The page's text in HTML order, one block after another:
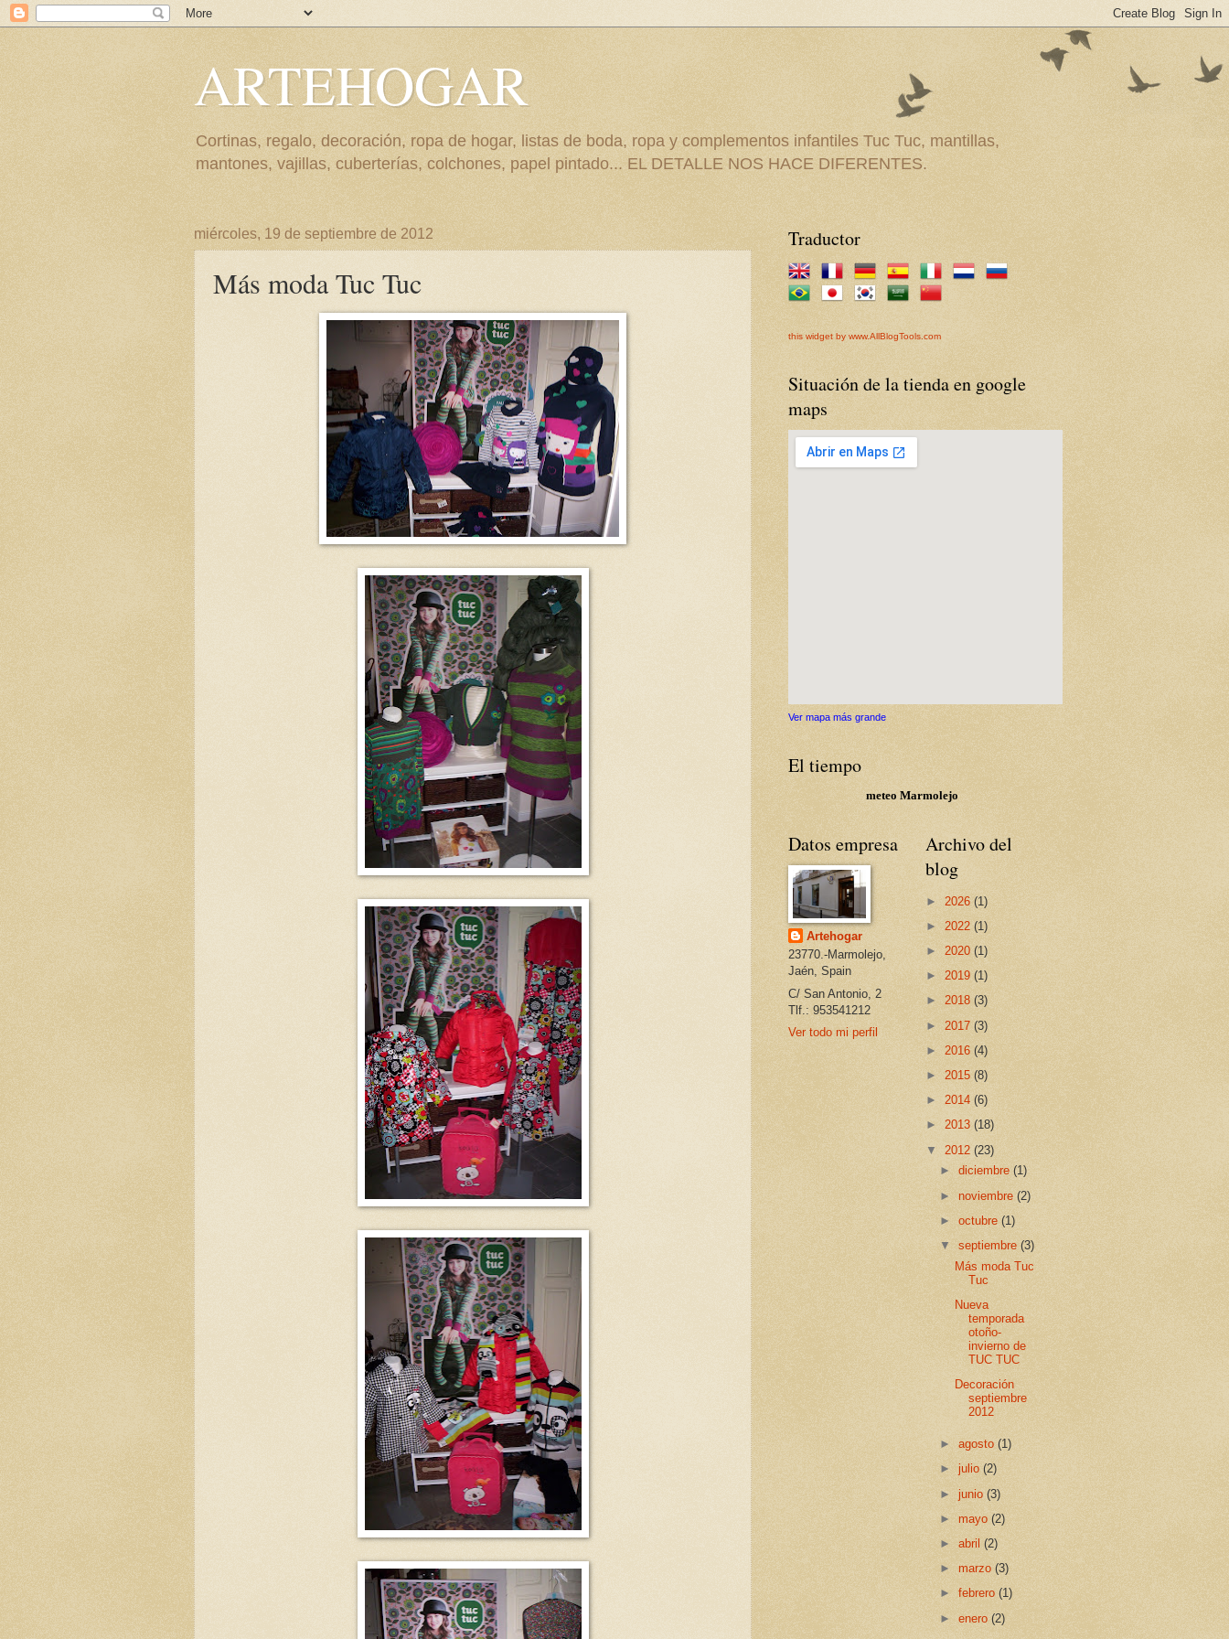
ARTEHOGAR
Cortinas, regalo, decoración, ropa de hogar, listas de boda, ropa y complementos infantiles Tuc Tuc, mantillas,
mantones, vajillas, cuberterías, colchones, papel pintado... EL DETALLE NOS HACE DIFERENTES.
miércoles, 19 de septiembre de 2012
Más moda Tuc Tuc
Traductor
this widget by www.AllBlogTools.com
Situación de la tienda en google
maps
Ver mapa más grande
El tiempo
meteo Marmolejo
Datos empresa
Artehogar
23770.-Marmolejo,
Jaén, Spain
C/ San Antonio, 2
Tlf.: 953541212
Ver todo mi perfil
Archivo del
blog
► 2026 (1)
► 2022 (1)
► 2020 (1)
► 2019 (1)
► 2018 (3)
► 2017 (3)
► 2016 (4)
► 2015 (8)
► 2014 (6)
► 2013 (18)
▼ 2012 (23)
►diciembre(1)
►noviembre(2)
►octubre(1)
▼septiembre(3)
Más moda Tuc
Tuc
Nueva
temporada
otoño-
invierno de
TUC TUC
Decoración
septiembre
2012
►agosto(1)
►julio(2)
►junio(3)
►mayo(2)
►abril(2)
►marzo(3)
►febrero(1)
►enero(2)